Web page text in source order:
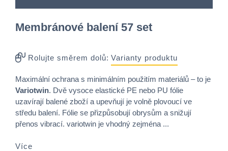
Membránové balení 57 set
Rolujte směrem dolů: Varianty produktu
Maximální ochrana s minimálním použitím materiálů – to je
Variotwin. Dvě vysoce elastické PE nebo PU fólie
uzavírají balené zboží a upevňují je volně plovoucí ve
středu balení. Fólie se přizpůsobují obrysům a snižují
přenos vibrací. variotwin je vhodný zejména ...
Více